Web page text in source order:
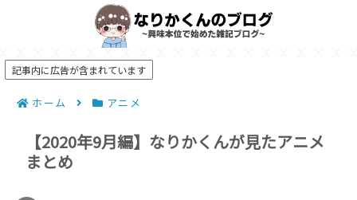
記事内に広告が含まれています
ホーム アニメ
【2020年9月編】なりかくんが見たアニメ
まとめ